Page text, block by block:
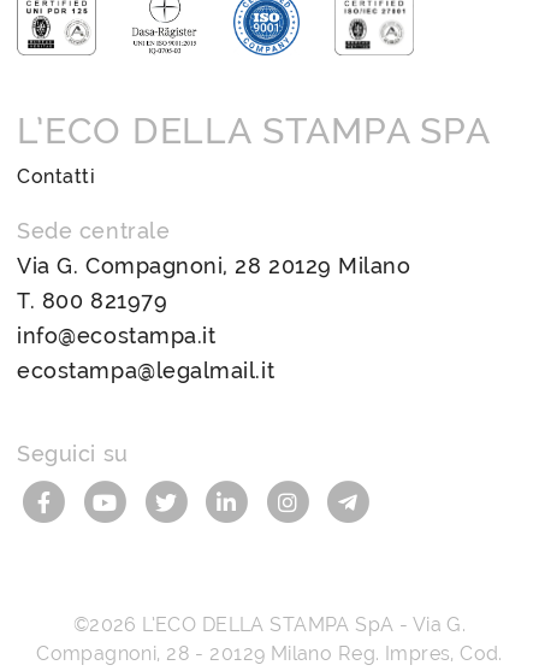
L’ECO DELLA STAMPA SPA
Contatti
Sede centrale
Via G. Compagnoni, 28 20129 Milano
T. 800 821979
info@ecostampa.it
ecostampa@legalmail.it
Seguici su
©2026 L’ECO DELLA STAMPA SpA - Via G.
Compagnoni, 28 - 20129 Milano Reg. Impres, Cod.